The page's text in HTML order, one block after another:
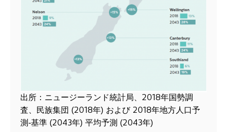
出所：ニュージーランド統計局、2018年国勢調
査、民族集団 (2018年) および 2018年地方人口予
測‑基準 (2043年) 平均予測 (2043年)